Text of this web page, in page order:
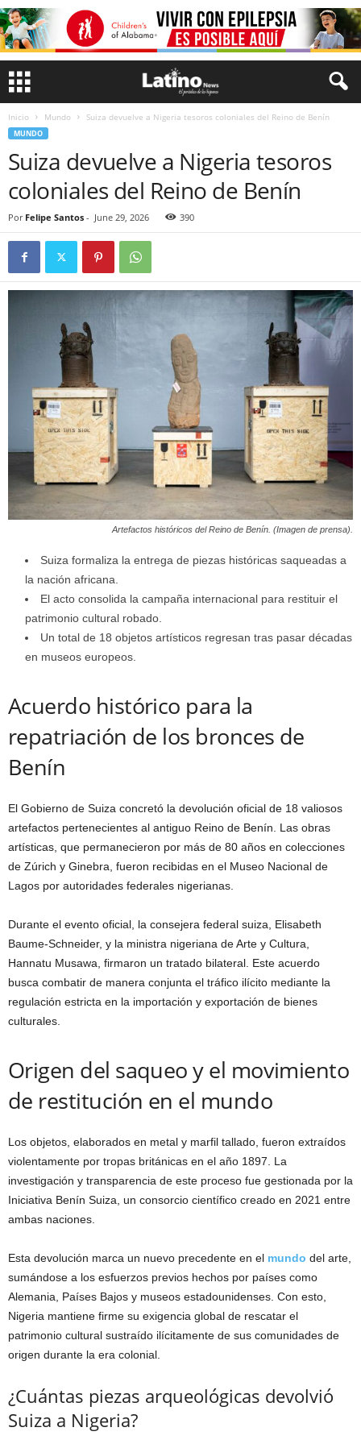
Inicio Mundo Suiza devuelve a Nigeria tesoros coloniales del Reino de Benín
MUNDO
Suiza devuelve a Nigeria tesoros
coloniales del Reino de Benín
Por Felipe Santos - June 29, 2026 390
Artefactos históricos del Reino de Benín. (Imagen de prensa).
Suiza formaliza la entrega de piezas históricas saqueadas a
la nación africana.
El acto consolida la campaña internacional para restituir el
patrimonio cultural robado.
Un total de 18 objetos artísticos regresan tras pasar décadas
en museos europeos.
Acuerdo histórico para la
repatriación de los bronces de
Benín
El Gobierno de Suiza concretó la devolución oficial de 18 valiosos
artefactos pertenecientes al antiguo Reino de Benín. Las obras
artísticas, que permanecieron por más de 80 años en colecciones
de Zúrich y Ginebra, fueron recibidas en el Museo Nacional de
Lagos por autoridades federales nigerianas.
Durante el evento oficial, la consejera federal suiza, Elisabeth
Baume-Schneider, y la ministra nigeriana de Arte y Cultura,
Hannatu Musawa, firmaron un tratado bilateral. Este acuerdo
busca combatir de manera conjunta el tráfico ilícito mediante la
regulación estricta en la importación y exportación de bienes
culturales.
Origen del saqueo y el movimiento
de restitución en el mundo
Los objetos, elaborados en metal y marfil tallado, fueron extraídos
violentamente por tropas británicas en el año 1897. La
investigación y transparencia de este proceso fue gestionada por la
Iniciativa Benín Suiza, un consorcio científico creado en 2021 entre
ambas naciones.
Esta devolución marca un nuevo precedente en el mundo del arte,
sumándose a los esfuerzos previos hechos por países como
Alemania, Países Bajos y museos estadounidenses. Con esto,
Nigeria mantiene firme su exigencia global de rescatar el
patrimonio cultural sustraído ilícitamente de sus comunidades de
origen durante la era colonial.
¿Cuántas piezas arqueológicas devolvió
Suiza a Nigeria?